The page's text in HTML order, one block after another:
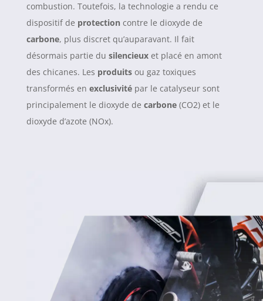
combustion. Toutefois, la technologie a rendu ce
dispositif de protection contre le dioxyde de
carbone, plus discret qu’auparavant. Il fait
désormais partie du silencieuxet placé en amont
des chicanes. Les produitsou gaz toxiques
transformés en exclusivitépar le catalyseur sont
principalement le dioxyde de carbone(CO2) et le
dioxyde d’azote (NOx).